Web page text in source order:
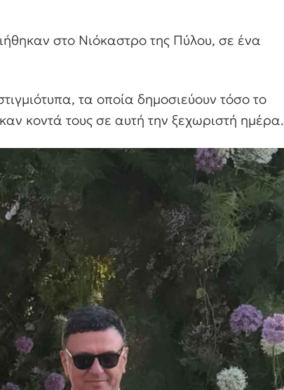
στο Νιόκαστρο της Πύλου, σε ένα
τα οποία δημοσιεύουν τόσο το
κοντά τους σε αυτή την ξεχωριστή ημέρα.